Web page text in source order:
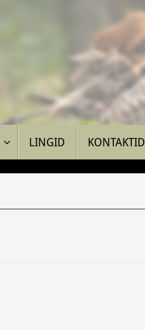
LINGID KONTAKTID